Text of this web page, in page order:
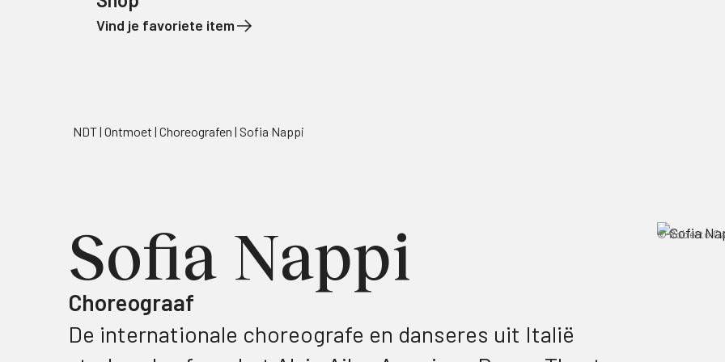
Vind je favoriete item
NDT Ontmoet Choreografen Sofia Nappi
Sofia Nappi
Choreograaf
De internationale choreografe en danseres uit Italië
© Roberto